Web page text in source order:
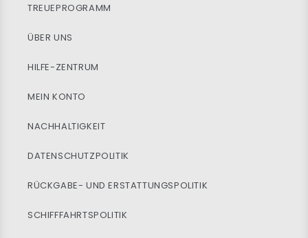
TREUEPROGRAMM
ÜBER UNS
HILFE-ZENTRUM
MEIN KONTO
NACHHALTIGKEIT
DATENSCHUTZPOLITIK
RÜCKGABE- UND ERSTATTUNGSPOLITIK
SCHIFFFAHRTSPOLITIK